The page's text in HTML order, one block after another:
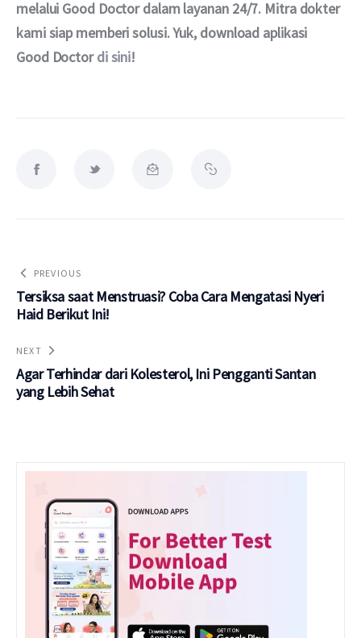
melalui Good Doctor dalam layanan 24/7. Mitra dokter
kami siap memberi solusi. Yuk, download aplikasi
Good Doctor di sini!
PREVIOUS
Tersiksa saat Menstruasi? Coba Cara Mengatasi Nyeri
Haid Berikut Ini!
NEXT
Agar Terhindar dari Kolesterol, Ini Pengganti Santan
yang Lebih Sehat